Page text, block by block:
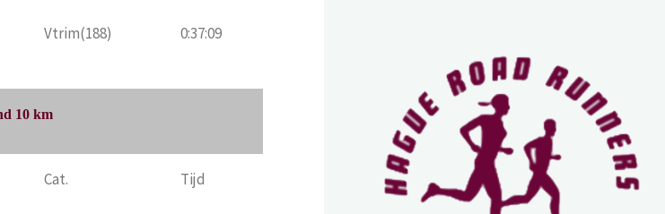
Vtrim(188) 0:37:09
10 km
Cat. Tijd